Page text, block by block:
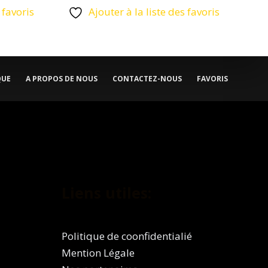
Ajouter à la liste des favoris
A PROPOS DE NOUS CONTACTEZ-NOUS FAVORIS
Politique de coonfidentialié
Mention Légale